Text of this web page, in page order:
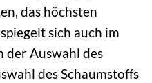
das höchsten
sich auch im
der Auswahl des
des Schaumstoffs